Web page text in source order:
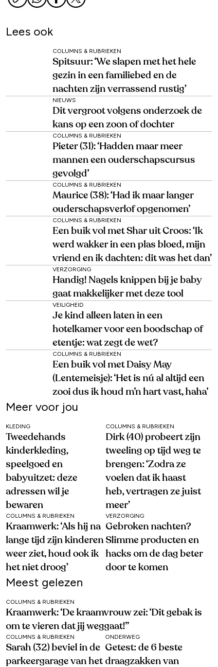
Lees ook
COLUMNS & RUBRIEKEN
Spitsuur: ‘We slapen met het hele
gezin in een familiebed en de
nachten zijn verrassend rustig’
NIEUWS
Dit vergroot volgens onderzoek de
kans op een zoon of dochter
COLUMNS & RUBRIEKEN
Pieter (31): ‘Hadden maar meer
mannen een ouderschapscursus
gevolgd’
COLUMNS & RUBRIEKEN
Maurice (38): ‘Had ik maar langer
ouderschapsverlof opgenomen’
COLUMNS & RUBRIEKEN
Een buik vol met Shar uit Croos: ‘Ik
werd wakker in een plas bloed, mijn
vriend en ik dachten: dit was het dan’
VERZORGING
Handig! Nagels knippen bij je baby
gaat makkelijker met deze tool
VEILIGHEID
Je kind alleen laten in een
hotelkamer voor een boodschap of
etentje: wat zegt de wet?
COLUMNS & RUBRIEKEN
Een buik vol met Daisy May
(Lentemeisje): ‘Het is nú al altijd een
zooi dus ik houd m’n hart vast, haha’
Meer voor jou
KLEDING
Tweedehands
kinderkleding,
speelgoed en
babyuitzet: deze
adressen wil je
bewaren
COLUMNS & RUBRIEKEN
Dirk (40) probeert zijn
tweeling op tijd weg te
brengen: ‘Zodra ze
voelen dat ik haast
heb, vertragen ze juist
meer’
COLUMNS & RUBRIEKEN
Kraamwerk: ‘Als hij na
lange tijd zijn kinderen
weer ziet, houd ook ik
het niet droog’
VERZORGING
Gebroken nachten?
Slimme producten en
hacks om de dag beter
door te komen
Meest gelezen
COLUMNS & RUBRIEKEN
Kraamwerk: ‘De kraamvrouw zei: ‘Dit gebak is
om te vieren dat jij weggaat!’’
COLUMNS & RUBRIEKEN
Sarah (32) beviel in de
parkeergarage van het
ONDERWEG
Getest: de 6 beste
draagzakken van